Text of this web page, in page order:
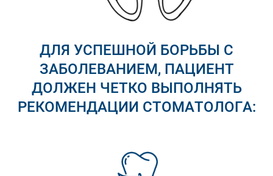
ДЛЯ УСПЕШНОЙ БОРЬБЫ С
ЗАБОЛЕВАНИЕМ, ПАЦИЕНТ
ДОЛЖЕН ЧЕТКО ВЫПОЛНЯТЬ
РЕКОМЕНДАЦИИ СТОМАТОЛОГА: